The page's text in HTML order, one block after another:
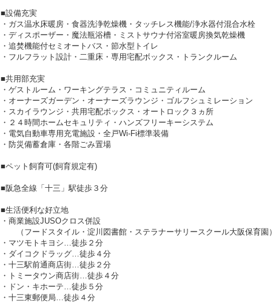
■設備充実
・ガス温水床暖房・食器洗浄乾燥機・タッチレス機能/浄水器付混合水栓
・ディスポーザー・魔法瓶浴槽・ミストサウナ付浴室暖房換気乾燥機
・追焚機能付セミオートバス・節水型トイレ
・フルフラット設計・二重床・専用宅配ボックス・トランクルーム
■共用部充実
・ゲストルーム・ワーキングテラス・コミュニティルーム
・オーナーズガーデン・オーナーズラウンジ・ゴルフシュミレーション
・スカイラウンジ・共用宅配ボックス・オートロック３ヵ所
・２４時間ホームセキュリティ・ハンズフリーキーシステム
・電気自動車専用充電施設・全戸Wi-Fi標準装備
・防災備蓄倉庫・各階ごみ置場
■ペット飼育可(飼育規定有)
■阪急全線「十三」駅徒歩３分
■生活便利な好立地
・商業施設JUSOクロス併設
（フードスタイル・淀川図書館・ステラナーサリースクール大阪保育園）
・マツモトキヨシ…徒歩２分
・ダイコクドラッグ…徒歩４分
・十三駅前通商店街…徒歩２分
・トミータウン商店街…徒歩４分
・ドン・キホーテ…徒歩５分
・十三東郵便局…徒歩４分